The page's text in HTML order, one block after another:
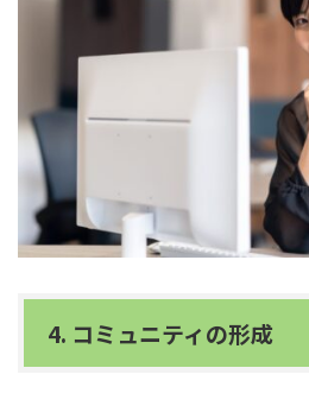
4. コミュニティの形成